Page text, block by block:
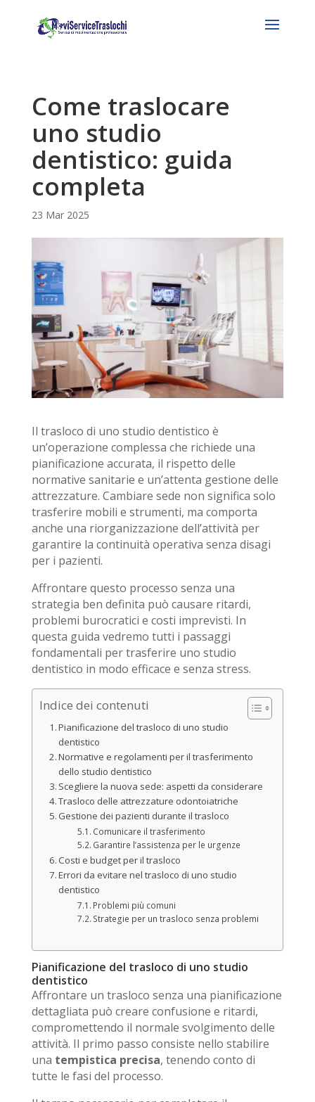
Come traslocare
uno studio
dentistico: guida
completa
23 Mar 2025
Il trasloco di uno studio dentistico è
un’operazione complessa che richiede una
pianificazione accurata, il rispetto delle
normative sanitarie e un’attenta gestione delle
attrezzature. Cambiare sede non significa solo
trasferire mobili e strumenti, ma comporta
anche una riorganizzazione dell’attività per
garantire la continuità operativa senza disagi
per i pazienti.
Affrontare questo processo senza una
strategia ben definita può causare ritardi,
problemi burocratici e costi imprevisti. In
questa guida vedremo tutti i passaggi
fondamentali per trasferire uno studio
dentistico in modo efficace e senza stress.
Indice dei contenuti
Pianificazione del trasloco di uno studio
dentistico
Normative e regolamenti per il trasferimento
dello studio dentistico
Scegliere la nuova sede: aspetti da considerare
Trasloco delle attrezzature odontoiatriche
Gestione dei pazienti durante il trasloco
Comunicare il trasferimento
Garantire l’assistenza per le urgenze
Costi e budget per il trasloco
Errori da evitare nel trasloco di uno studio
dentistico
Problemi più comuni
Strategie per un trasloco senza problemi
Pianificazione del trasloco di uno studio
dentistico
Affrontare un trasloco senza una pianificazione
dettagliata può creare confusione e ritardi,
compromettendo il normale svolgimento delle
attività. Il primo passo consiste nello stabilire
una tempistica precisa, tenendo conto di
tutte le fasi del processo.